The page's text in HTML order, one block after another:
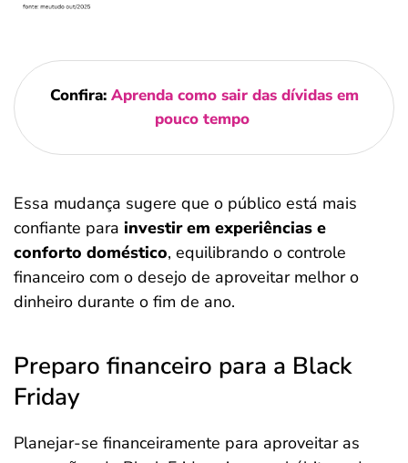
Confira: Aprenda como sair das dívidas em
pouco tempo
Essa mudança sugere que o público está mais
confiante para investir em experiências e
conforto doméstico, equilibrando o controle
financeiro com o desejo de aproveitar melhor o
dinheiro durante o fim de ano.
Preparo financeiro para a Black
Friday
Planejar-se financeiramente para aproveitar as